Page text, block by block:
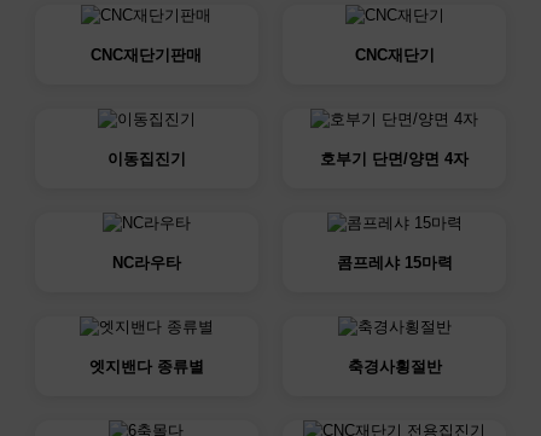
CNC재단기판매 CNC재단기
이동집진기 호부기 단면/양면 4자
NC라우타 콤프레샤 15마력
엣지밴다 종류별 축경사횡절반